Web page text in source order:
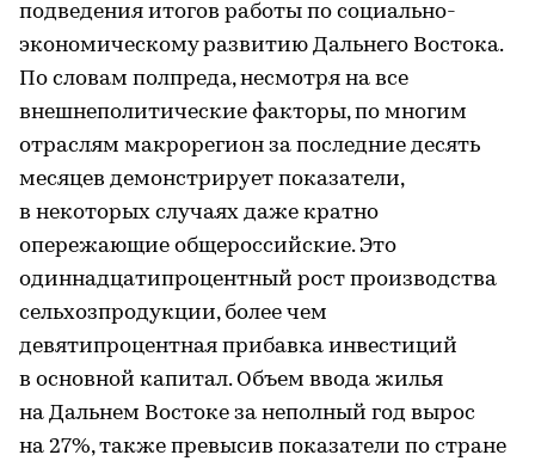
подведения итогов работы по социально-
экономическому развитию Дальнего Востока.
По словам полпреда, несмотря на все
внешнеполитические факторы, по многим
отраслям макрорегион за последние десять
месяцев демонстрирует показатели,
в некоторых случаях даже кратно
опережающие общероссийские. Это
одиннадцатипроцентный рост производства
сельхозпродукции, более чем
девятипроцентная прибавка инвестиций
в основной капитал. Объем ввода жилья
на Дальнем Востоке за неполный год вырос
на 27%, также превысив показатели по стране